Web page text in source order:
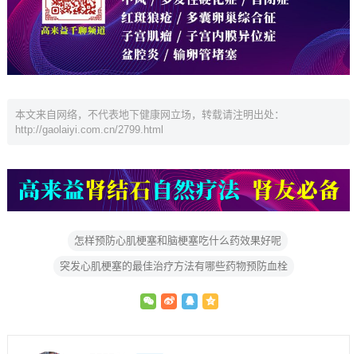
本文来自网络，不代表地下健康网立场，转载请注明出处：
http://gaolaiyi.com.cn/2799.html
怎样预防心肌梗塞和脑梗塞吃什么药效果好呢
突发心肌梗塞的最佳治疗方法有哪些药物预防血栓